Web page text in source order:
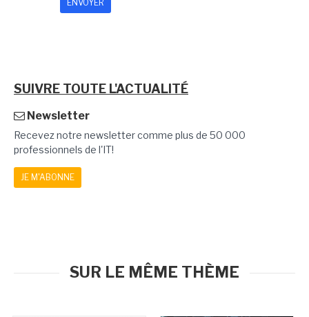
SUIVRE TOUTE L'ACTUALITÉ
Newsletter
Recevez notre newsletter comme plus de 50 000
professionnels de l'IT!
JE M'ABONNE
SUR LE MÊME THÈME